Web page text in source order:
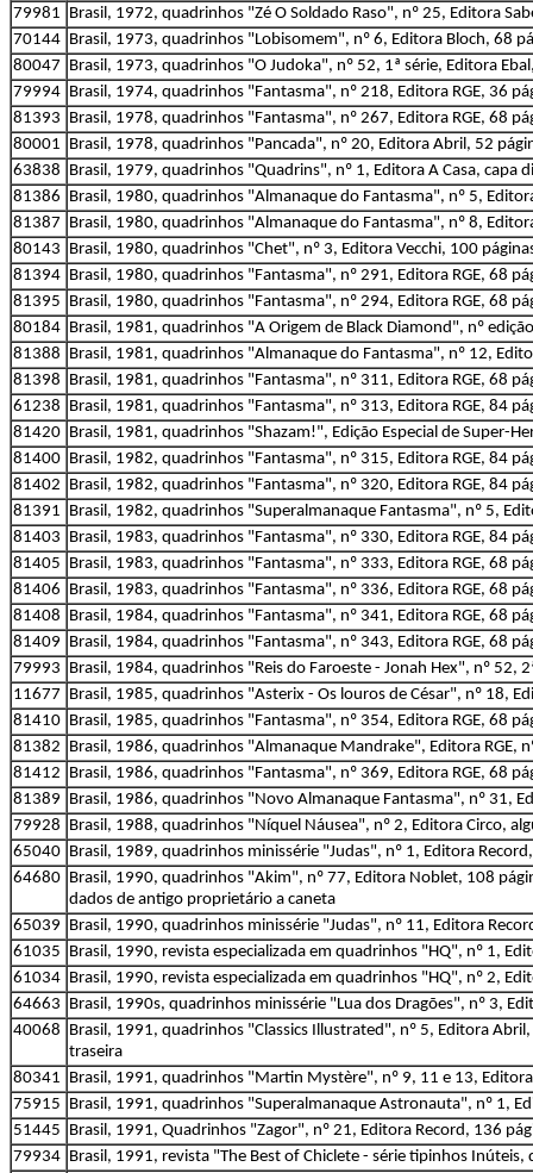
79981 Brasil, 1972, quadrinhos "Zé O Soldado Raso", nº 25, Editora
70144 Brasil, 1973, quadrinhos "Lobisomem", nº 6, Editora Bloch, 68
80047 Brasil, 1973, quadrinhos "O Judoka", nº 52, 1ª série, Editora
79994 Brasil, 1974, quadrinhos "Fantasma", nº 218, Editora RGE, 36
81393 Brasil, 1978, quadrinhos "Fantasma", nº 267, Editora RGE, 68
80001 Brasil, 1978, quadrinhos "Pancada", nº 20, Editora Abril, 52
63838 Brasil, 1979, quadrinhos "Quadrins", nº 1, Editora A Casa, capa
81386 Brasil, 1980, quadrinhos "Almanaque do Fantasma", nº 5,
81387 Brasil, 1980, quadrinhos "Almanaque do Fantasma", nº 8,
80143 Brasil, 1980, quadrinhos "Chet", nº 3, Editora Vecchi, 100
81394 Brasil, 1980, quadrinhos "Fantasma", nº 291, Editora RGE, 68
81395 Brasil, 1980, quadrinhos "Fantasma", nº 294, Editora RGE, 68
80184 Brasil, 1981, quadrinhos "A Origem de Black Diamond", nº
81388 Brasil, 1981, quadrinhos "Almanaque do Fantasma", nº 12,
81398 Brasil, 1981, quadrinhos "Fantasma", nº 311, Editora RGE, 68
61238 Brasil, 1981, quadrinhos "Fantasma", nº 313, Editora RGE, 84
81420 Brasil, 1981, quadrinhos "Shazam!", Edição Especial de Super-
81400 Brasil, 1982, quadrinhos "Fantasma", nº 315, Editora RGE, 84
81402 Brasil, 1982, quadrinhos "Fantasma", nº 320, Editora RGE, 84
81391 Brasil, 1982, quadrinhos "Superalmanaque Fantasma", nº 5,
81403 Brasil, 1983, quadrinhos "Fantasma", nº 330, Editora RGE, 84
81405 Brasil, 1983, quadrinhos "Fantasma", nº 333, Editora RGE, 68
81406 Brasil, 1983, quadrinhos "Fantasma", nº 336, Editora RGE, 68
81408 Brasil, 1984, quadrinhos "Fantasma", nº 341, Editora RGE, 68
81409 Brasil, 1984, quadrinhos "Fantasma", nº 343, Editora RGE, 68
79993 Brasil, 1984, quadrinhos "Reis do Faroeste - Jonah Hex", nº 52,
11677 Brasil, 1985, quadrinhos "Asterix - Os louros de César", nº 18,
81410 Brasil, 1985, quadrinhos "Fantasma", nº 354, Editora RGE, 68
81382 Brasil, 1986, quadrinhos "Almanaque Mandrake", Editora RGE,
81412 Brasil, 1986, quadrinhos "Fantasma", nº 369, Editora RGE, 68
81389 Brasil, 1986, quadrinhos "Novo Almanaque Fantasma", nº 31,
79928 Brasil, 1988, quadrinhos "Níquel Náusea", nº 2, Editora Circo,
65040 Brasil, 1989, quadrinhos minissérie "Judas", nº 1, Editora
64680 Brasil, 1990, quadrinhos "Akim", nº 77, Editora Noblet, 108
dados de antigo proprietário a caneta
65039 Brasil, 1990, quadrinhos minissérie "Judas", nº 11, Editora
61035 Brasil, 1990, revista especializada em quadrinhos "HQ", nº 1,
61034 Brasil, 1990, revista especializada em quadrinhos "HQ", nº 2,
64663 Brasil, 1990s, quadrinhos minissérie "Lua dos Dragões", nº 3,
40068 Brasil, 1991, quadrinhos "Classics Illustrated", nº 5, Editora
traseira
80341 Brasil, 1991, quadrinhos "Martin Mystère", nº 9, 11 e 13,
75915 Brasil, 1991, quadrinhos "Superalmanaque Astronauta", nº 1,
51445 Brasil, 1991, Quadrinhos "Zagor", nº 21, Editora Record, 136
79934 Brasil, 1991, revista "The Best of Chiclete - série tipinhos